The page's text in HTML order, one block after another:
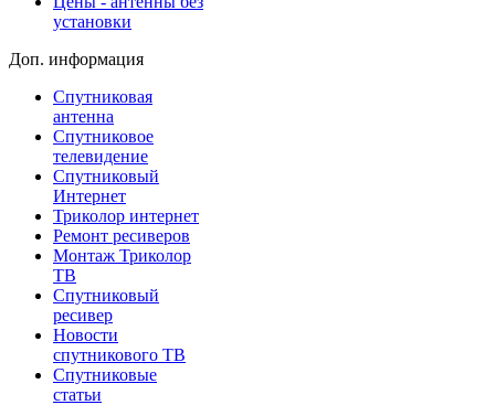
установки
Доп. информация
Спутниковая
антенна
Спутниковое
телевидение
Спутниковый
Интернет
Триколор интернет
Ремонт ресиверов
Монтаж Триколор
ТВ
Спутниковый
ресивер
Новости
спутникового ТВ
Спутниковые
статьи